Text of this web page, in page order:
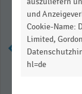
und
Cookie-Name:
Limited,
hl=de